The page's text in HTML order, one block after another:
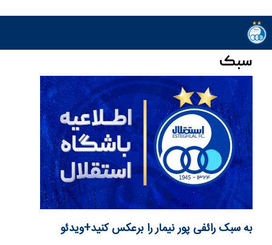
سبک
به سبک رائفی پور نیمار را برعکس کنید+ویدئو